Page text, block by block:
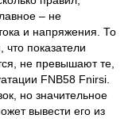
– не
и напряжения. То
показатели
не превышают те,
FNB58 Fnirsi.
но значительное
вывести его из